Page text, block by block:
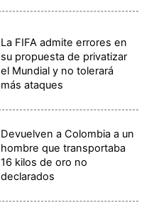
La FIFA admite errores en
su propuesta de privatizar
el Mundial y no tolerará
más ataques
Devuelven a Colombia a un
hombre que transportaba
16 kilos de oro no
declarados